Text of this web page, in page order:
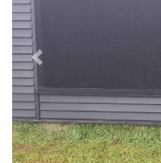
Previous